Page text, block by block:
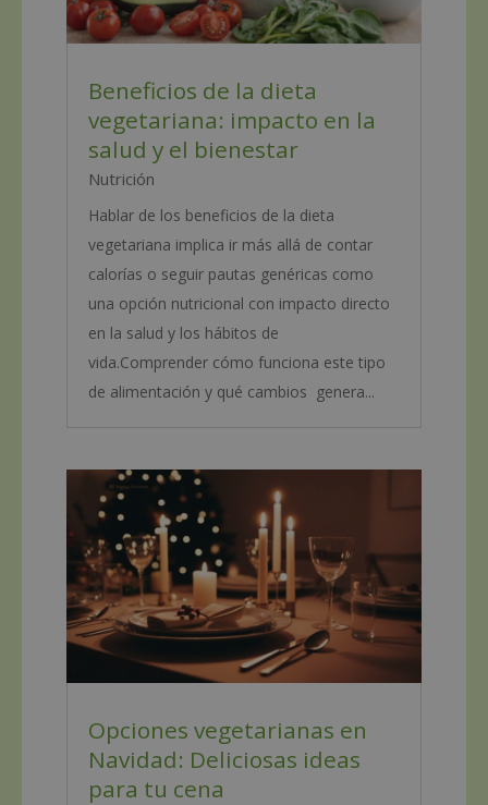
Beneficios de la dieta
vegetariana: impacto en la
salud y el bienestar
Nutrición
Hablar de los beneficios de la dieta
vegetariana implica ir más allá de contar
calorías o seguir pautas genéricas como
una opción nutricional con impacto directo
en la salud y los hábitos de
vida.Comprender cómo funciona este tipo
de alimentación y qué cambios genera...
Opciones vegetarianas en
Navidad: Deliciosas ideas
para tu cena